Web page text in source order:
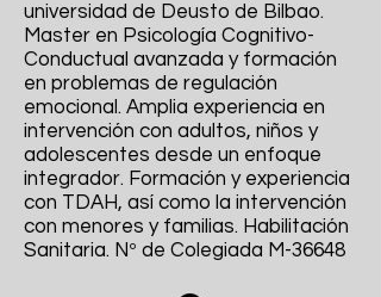
universidad de Deusto de Bilbao.
Master en Psicología Cognitivo-
Conductual avanzada y formación
en problemas de regulación
emocional. Amplia experiencia en
intervención con adultos, niños y
adolescentes desde un enfoque
integrador. Formación y experiencia
con TDAH, así como la intervención
con menores y familias. Habilitación
Sanitaria. Nº de Colegiada M-36648